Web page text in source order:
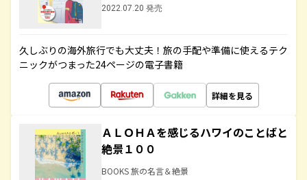
2022.07.20 発売
久しぶりの海外旅行でも大丈夫！旅の手配や準備に使えるテク
ニックがつまった24ページの電子書籍
詳細を見る
ＡＬＯＨＡを感じるハワイのことばと
絶景１００
BOOKS 旅の名言＆絶景